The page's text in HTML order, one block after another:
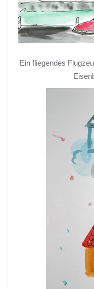
Ein fliegendes